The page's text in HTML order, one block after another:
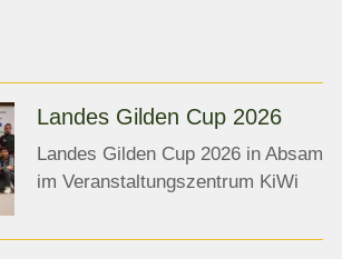
Landes Gilden Cup 2026
Landes Gilden Cup 2026 in Absam
im Veranstaltungszentrum KiWi